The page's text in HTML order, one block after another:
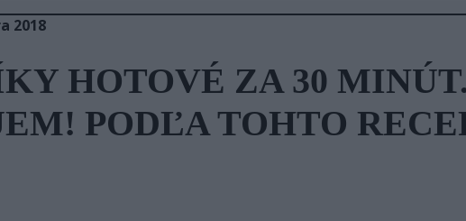
2018
HOTOVÉ ZA 30
PODĽA TOHTO